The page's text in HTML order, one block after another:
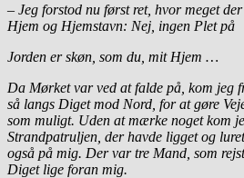
– Jeg forstod nu først ret, hvor meget
Hjem og Hjemstavn: Nej, ingen Plet på
Jorden er skøn, som du, mit Hjem …
Da Mørket var ved at falde på, kom jeg
så langs Diget mod Nord, for at gøre
som muligt. Uden at mærke noget kom
Strandpatruljen, der havde ligget og
også på mig. Der var tre Mand, som
Diget lige foran mig.